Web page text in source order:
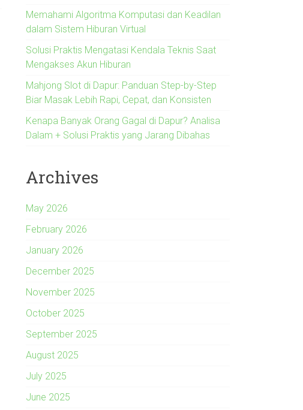
Memahami Algoritma Komputasi dan Keadilan
dalam Sistem Hiburan Virtual
Solusi Praktis Mengatasi Kendala Teknis Saat
Mengakses Akun Hiburan
Mahjong Slot di Dapur: Panduan Step-by-Step
Biar Masak Lebih Rapi, Cepat, dan Konsisten
Kenapa Banyak Orang Gagal di Dapur? Analisa
Dalam + Solusi Praktis yang Jarang Dibahas
Archives
May 2026
February 2026
January 2026
December 2025
November 2025
October 2025
September 2025
August 2025
July 2025
June 2025